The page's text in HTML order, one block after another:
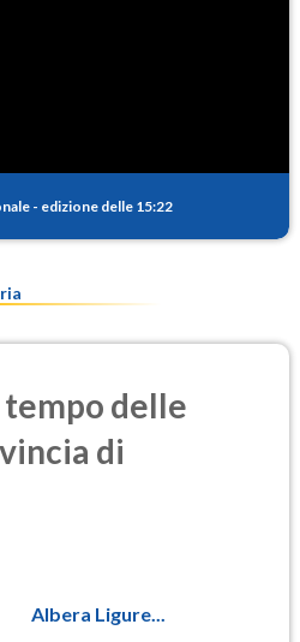
- edizione delle 15:22
delle
di
Albera Ligure...